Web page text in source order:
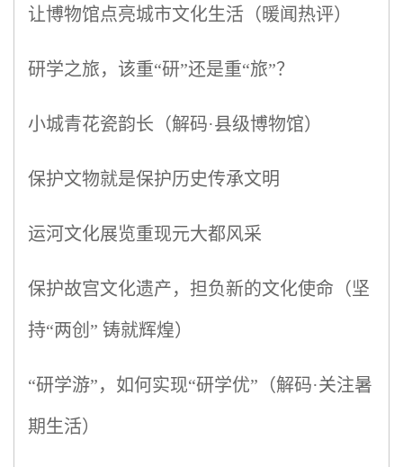
让博物馆点亮城市文化生活（暖闻热评）
研学之旅，该重“研”还是重“旅”？
小城青花瓷韵长（解码·县级博物馆）
保护文物就是保护历史传承文明
运河文化展览重现元大都风采
保护故宫文化遗产，担负新的文化使命（坚
持“两创” 铸就辉煌）
“研学游”，如何实现“研学优”（解码·关注暑
期生活）